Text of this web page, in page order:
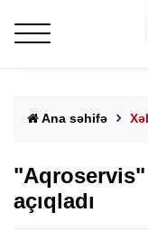
Ana səhifə
açıqladı